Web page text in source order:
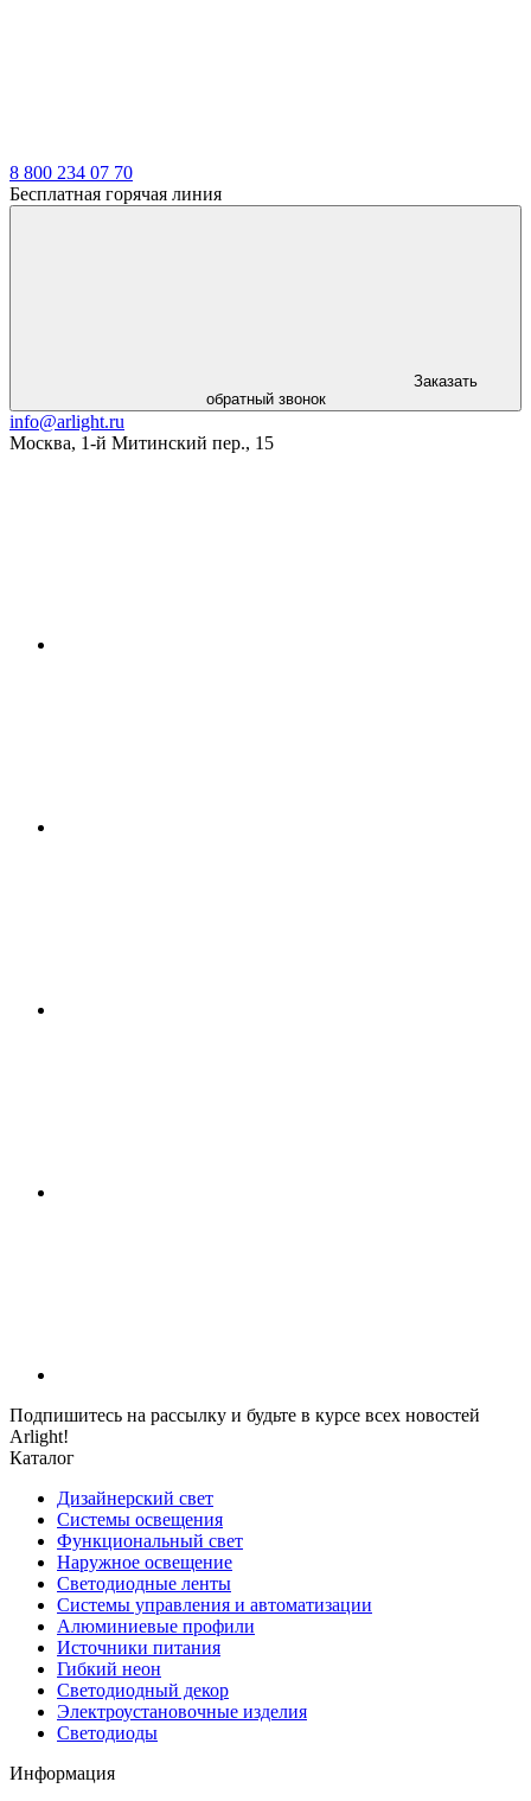
8 800 234 07 70
Бесплатная горячая линия
Заказать
обратный звонок
info@arlight.ru
Москва, 1-й Митинский пер., 15
Подпишитесь на рассылку и будьте в курсе всех новостей
Arlight!
Каталог
Дизайнерский свет
Системы освещения
Функциональный свет
Наружное освещение
Светодиодные ленты
Системы управления и автоматизации
Алюминиевые профили
Источники питания
Гибкий неон
Светодиодный декор
Электроустановочные изделия
Светодиоды
Информация